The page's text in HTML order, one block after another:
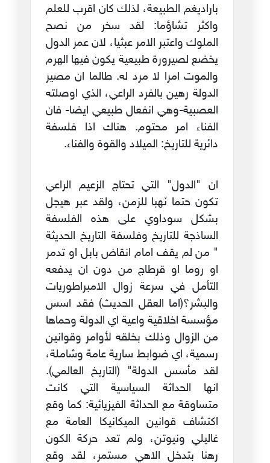
باراديغم الطبيعة، لذلك كان اقرب للعلم
واكثر تشاؤما: لقد سخر من نصح
الملوك واعتبر الامر عبثيا، لان عمر الدول
يخضع لصيرورة طبيعية يكون فيها الهرم
والموت امرا لا مرد له. طالما ان مصير
الدولة رهين بالفرد الراعي، الذي اوصلته
العصبية-وهي انفعال طبيعي ايضا- فان
الفناء امر محتوم. هناك اذا فلسفة
دائرية للتاريخ: الميلاد والقوة والفناء.
ان "الدول" التي تحتاج الزعيم الراعي
تكون حتما نَهبا للزمن، ولقد عبر هيجل
بشكل سوداوي على هذه الفلسفة
الساذجة للتاريخ وفلسفة التاريخ الحديثة
" من لم يقف امام انقاض بابل او تدمر
او روما او قرطاج من دون ان يدفعه
التأمل في سرعة زوال الامبراطوريات
والبشر؟(اما العقل الحديث) فقد اسس
مؤسسة اخلاقية واعية اي الدولة وحماها
من الزوال وذلك بخلقه لأوامر وقوانين
رسمية، اي ضوابط سارية عامة وشاملة،
لقد مأسس الدولة" (التاريخ العالمي).
انها الحداثة السياسية التي كانت
متساوقة مع الحداثة الفيزيائية: كما وقع
اكتشاف قوانين الميكانيكا العامة مع
غاليلي ونيوتن، ولم تعد حركة الكون
رهنا بتدخل الاهي مستمر، لقد وقع